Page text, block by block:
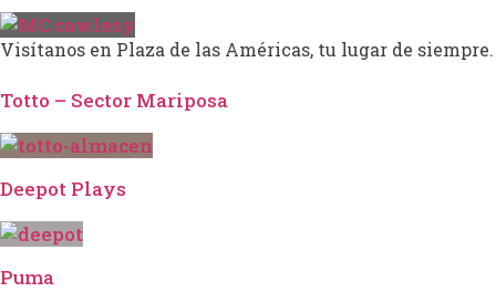
Visítanos en Plaza de las Américas, tu lugar de siempre.
Totto – Sector Mariposa
Deepot Plays
Puma